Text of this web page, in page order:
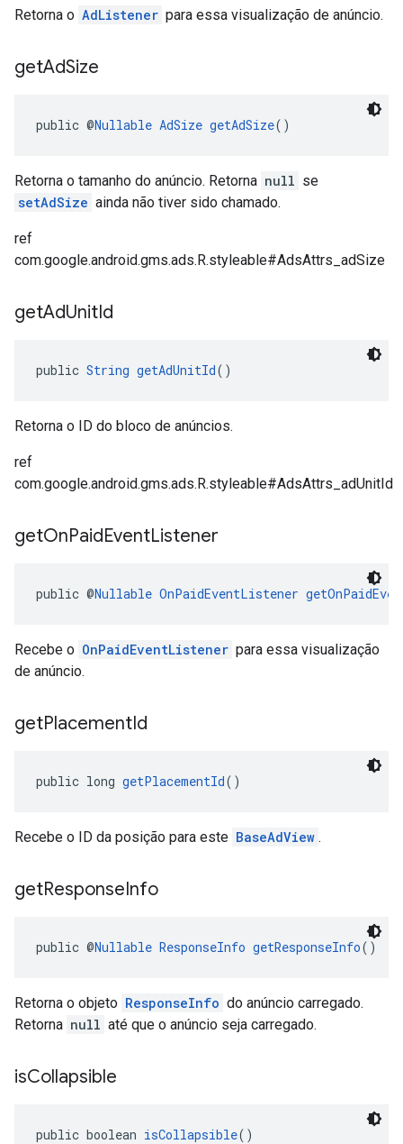
Retorna o AdListener para essa visualização de anúncio.
getAdSize
public @Nullable AdSize getAdSize()
Retorna o tamanho do anúncio. Retorna null se
setAdSize ainda não tiver sido chamado.
ref
com.google.android.gms.ads.R.styleable#AdsAttrs_adSize
getAdUnitId
public String getAdUnitId()
Retorna o ID do bloco de anúncios.
ref
com.google.android.gms.ads.R.styleable#AdsAttrs_adUnitId
getOnPaidEventListener
public @Nullable OnPaidEventListener
Recebe o OnPaidEventListener para essa visualização
de anúncio.
getPlacementId
public long getPlacementId()
Recebe o ID da posição para este BaseAdView .
getResponseInfo
public @Nullable ResponseInfo getResponseInfo()
Retorna o objeto ResponseInfo do anúncio carregado.
Retorna null até que o anúncio seja carregado.
isCollapsible
public boolean isCollapsible()